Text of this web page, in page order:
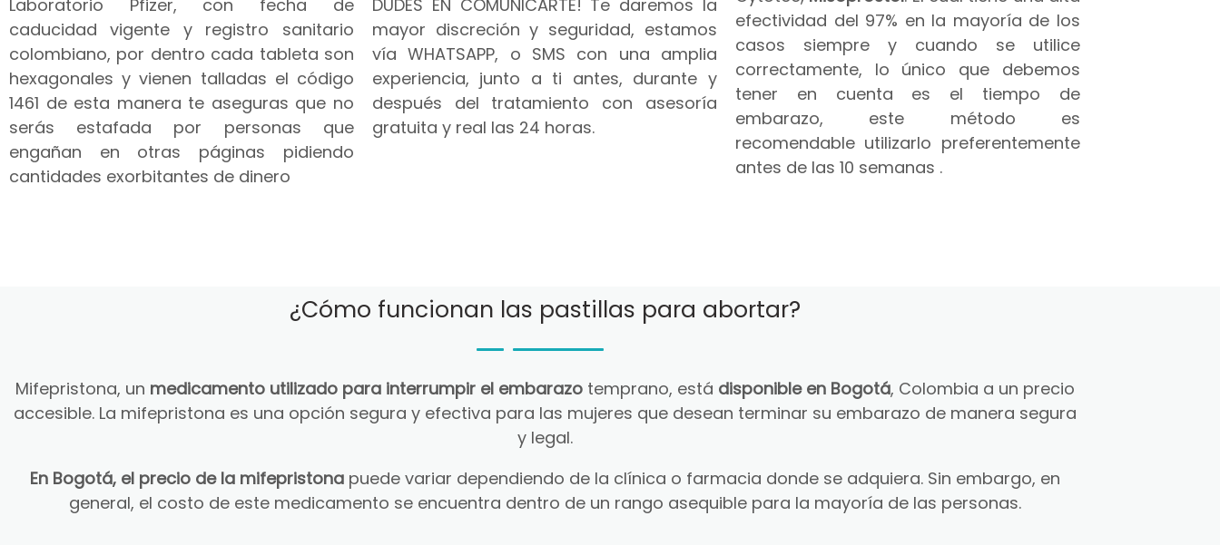
Laboratorio Pfizer, con fecha de
caducidad vigente y registro sanitario
colombiano, por dentro cada tableta son
hexagonales y vienen talladas el código
1461 de esta manera te aseguras que no
serás estafada por personas que
engañan en otras páginas pidiendo
cantidades exorbitantes de dinero
DUDES EN COMUNICARTE! Te daremos la
mayor discreción y seguridad, estamos
vía WHATSAPP, o SMS con una amplia
experiencia, junto a ti antes, durante y
después del tratamiento con asesoría
gratuita y real las 24 horas.
efectividad del 97% en la mayoría de los
casos siempre y cuando se utilice
correctamente, lo único que debemos
tener en cuenta es el tiempo de
embarazo, este método es
recomendable utilizarlo preferentemente
antes de las 10 semanas .
¿Cómo funcionan las pastillas para abortar?
Mifepristona, un medicamento utilizado para interrumpir el embarazotemprano, está disponible en Bogotá, Colombia a un precio
accesible. La mifepristona es una opción segura y efectiva para las mujeres que desean terminar su embarazo de manera segura
y legal.
En Bogotá, el precio de la mifepristonapuede variar dependiendo de la clínica o farmacia donde se adquiera. Sin embargo, en
general, el costo de este medicamento se encuentra dentro de un rango asequible para la mayoría de las personas.